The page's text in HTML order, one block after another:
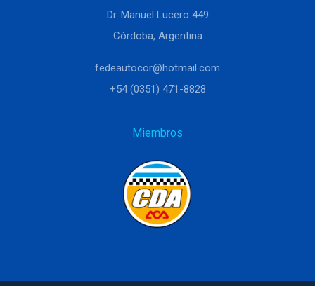
Dr. Manuel Lucero 449
Córdoba, Argentina
fedeautocor@hotmail.com
+54 (0351) 471-8828
Miembros